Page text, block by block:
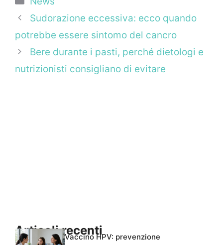
Sudorazione eccessiva: ecco quando
potrebbe essere sintomo del cancro
Bere durante i pasti, perché dietologi e
nutrizionisti consigliano di evitare
Articoli recentiVaccino HPV: prevenzione